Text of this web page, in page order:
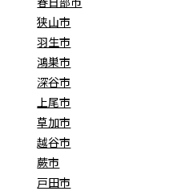
狭山市
羽生市
鴻巣市
深谷市
上尾市
草加市
越谷市
蕨市
戸田市